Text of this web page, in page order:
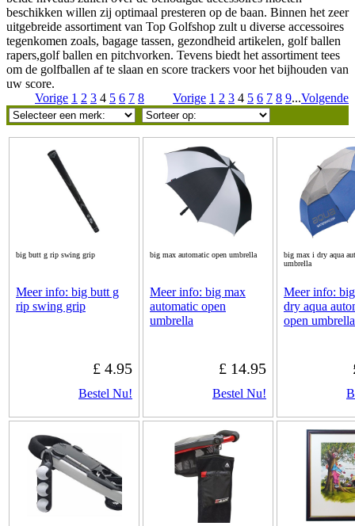
beschikken willen zij optimaal presteren op de baan. Binnen het zeer
uitgebreide assortiment van Top Golfshop zult u diverse accessoires
tegenkomen zoals, bagage tassen, gezondheid artikelen, golf ballen
rapers,golf ballen en pitchvorken. Tevens biedt het assortiment tees
om de golfballen af te slaan en score trackers voor het bijhouden van
uw score.
Vorige 1 2 3 4 5 6 7 8 9...Volgende
big butt g rip swing grip
Meer info: big butt g
rip swing grip
£ 4.95
Bestel Nu!
big max automatic open umbrella
Meer info: big max
automatic open
umbrella
£ 14.95
Bestel Nu!
big max i dry aqua
umbrella
Meer info:
dry aqua
open umbrella
Vorige 1 2 3 4 5 6 7 8